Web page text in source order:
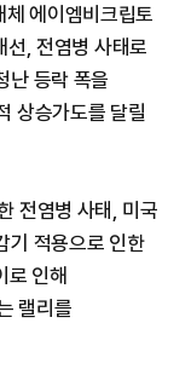
에이엠비크립토
, 전염병 사태로
난 등락 폭을
상승가도를 달릴
전염병 사태, 미국
기 적용으로 인한
로 인해
랠리를